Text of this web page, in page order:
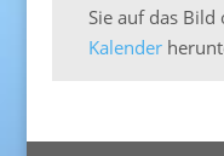
Sie auf das Bild
Kalender